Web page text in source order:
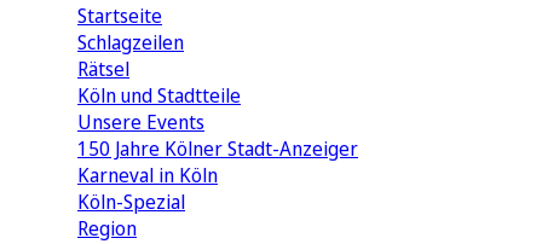
Startseite
Schlagzeilen
Rätsel
Köln und Stadtteile
Unsere Events
150 Jahre Kölner Stadt-Anzeiger
Karneval in Köln
Köln-Spezial
Region